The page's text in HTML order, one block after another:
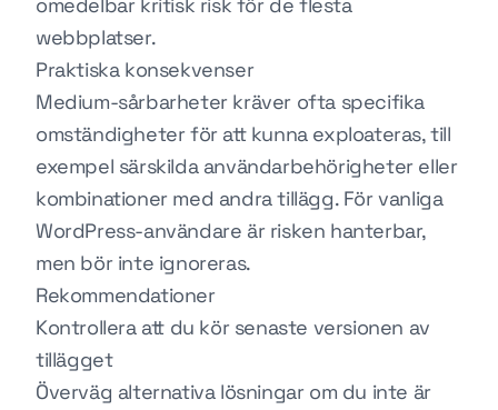
webbplatser.
Praktiska konsekvenser
Medium-sårbarheter kräver ofta specifika
omständigheter för att kunna exploateras, till
exempel särskilda användarbehörigheter eller
kombinationer med andra tillägg. För vanliga
WordPress-användare är risken hanterbar,
men bör inte ignoreras.
Rekommendationer
Kontrollera att du kör senaste versionen av
tillägget
Överväg alternativa lösningar om du inte är